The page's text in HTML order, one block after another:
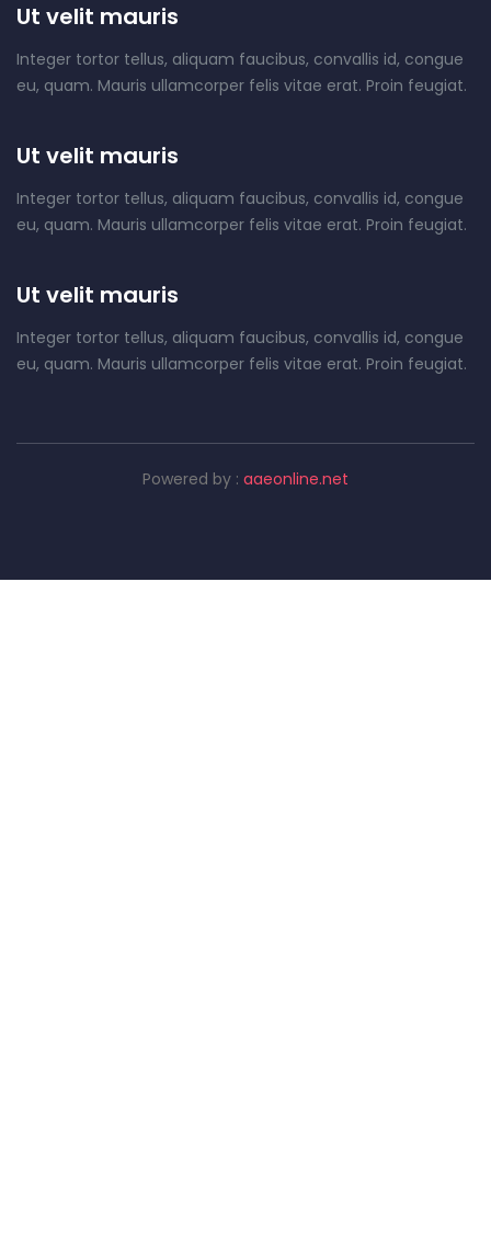
Ut velit mauris
Integer tortor tellus, aliquam faucibus, convallis id, congue
eu, quam. Mauris ullamcorper felis vitae erat. Proin feugiat.
Ut velit mauris
Integer tortor tellus, aliquam faucibus, convallis id, congue
eu, quam. Mauris ullamcorper felis vitae erat. Proin feugiat.
Ut velit mauris
Integer tortor tellus, aliquam faucibus, convallis id, congue
eu, quam. Mauris ullamcorper felis vitae erat. Proin feugiat.
Powered by : aaeonline.net